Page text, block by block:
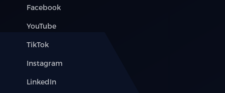
start-stop/motormegállító rendszer
szervokormány
Facebook
YouTube
TikTok
Instagram
LinkedIn